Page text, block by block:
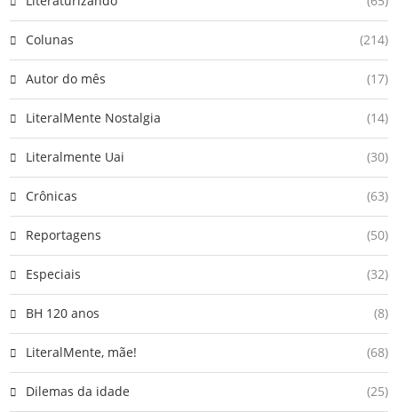
Colunas (214)
Autor do mês (17)
LiteralMente Nostalgia (14)
Literalmente Uai (30)
Crônicas (63)
Reportagens (50)
Especiais (32)
BH 120 anos (8)
LiteralMente, mãe! (68)
Dilemas da idade (25)